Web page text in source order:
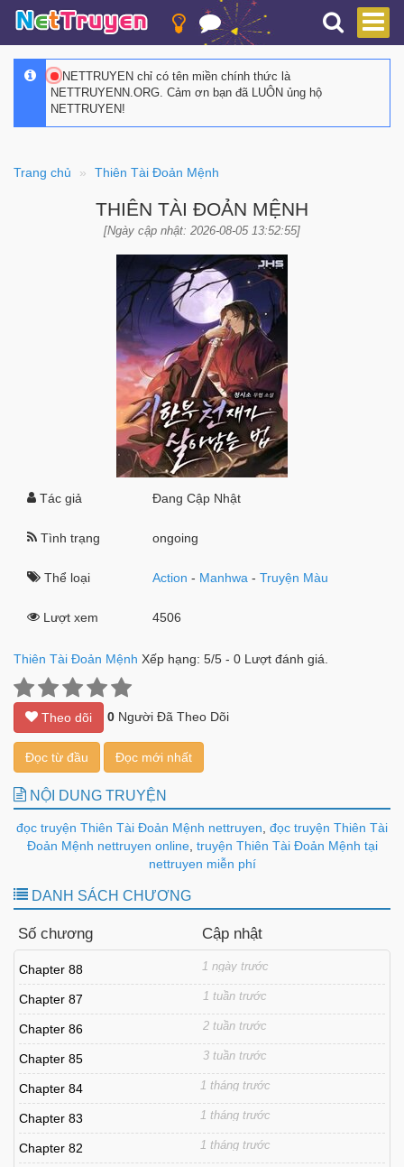
NETTRUYEN chỉ có tên miền chính thức là
NETTRUYENN.ORG. Cảm ơn bạn đã LUÔN ủng hộ
NETTRUYEN!
Trang chủ Thiên Tài Đoản Mệnh
THIÊN TÀI ĐOẢN MỆNH
[Ngày cập nhật: 2026-08-05 13:52:55]
Tác giả Đang Cập Nhật
Tình trạng ongoing
Thể loại Action - Manhwa -Truyện Màu
Lượt xem 4506
Thiên Tài Đoản Mệnh Xếp hạng: 5/5 - 0 Lượt đánh giá.
Theo dõi 0 Người Đã Theo Dõi
Đọc từ đầu Đọc mới nhất
NỘI DUNG TRUYỆN
đọc truyện Thiên Tài Đoản Mệnh nettruyen đọc truyện Thiên Tài
Đoản Mệnh nettruyen online, truyện Thiên Tài Đoản Mệnh tại
nettruyen miễn phí
DANH SÁCH CHƯƠNG
Số chương Cập nhật
Chapter 88 1 ngày trước
Chapter 87 1 tuần trước
Chapter 86 2 tuần trước
Chapter 85 3 tuần trước
Chapter 84 1 tháng trước
Chapter 83 1 tháng trước
Chapter 82 1 tháng trước